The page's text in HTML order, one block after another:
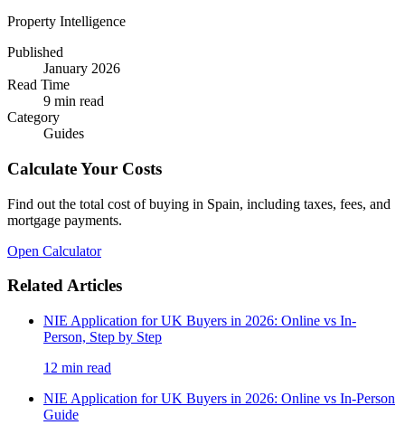
Property Intelligence
Published
January 2026
Read Time
9 min read
Category
Guides
Calculate Your Costs
Find out the total cost of buying in Spain, including taxes, fees, and
mortgage payments.
Open Calculator
Related Articles
NIE Application for UK Buyers in 2026: Online vs In-
Person, Step by Step
12 min read
NIE Application for UK Buyers in 2026: Online vs In-Person
Guide